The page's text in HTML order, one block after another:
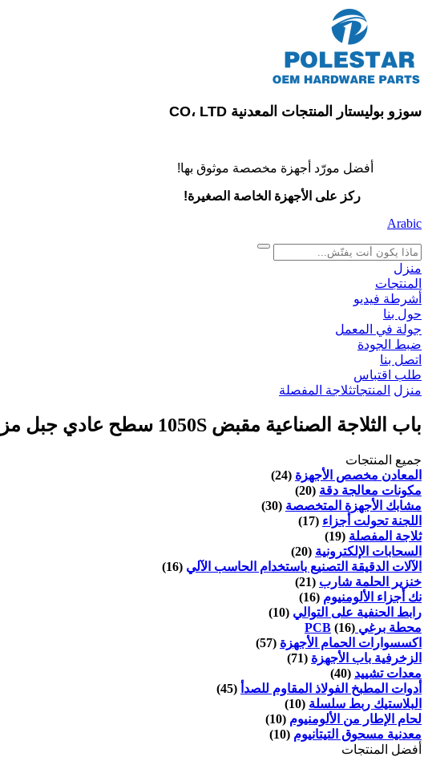
سوزو بوليستار المنتجات المعدنية CO، LTD
أفضل مورّد أجهزة مخصصة موثوق بها!
ركز على الأجهزة الخاصة الصغيرة!
Arabic
search
منزل
المنتجات
أشرطة فيديو
حول بنا
جولة في المعمل
ضبط الجودة
اتصل بنا
طلب اقتباس
منزل المنتجاتثلاجة المفصلة
باب الثلاجة الصناعية مقبض 1050S سطح عادي جبل مزلاج 5 "Zamac
جميع المنتجات
المعادن مخصص الأجهزة (24)
مكونات معالجة دقة (20)
مشابك الأجهزة المتخصصة (30)
اللجنة تحولت أجزاء (17)
ثلاجة المفصلة (19)
السحابات الإلكترونية (20)
الآلات الدقيقة التصنيع باستخدام الحاسب الآلي (16)
خنزير الحلمة شارب (21)
نك أجزاء الألومنيوم (16)
رابط الحنفية على التوالي (10)
محطة برغي PCB (16)
اكسسوارات الحمام الأجهزة (57)
الزخرفية باب الأجهزة (71)
معدات تشييد (40)
أدوات المطبخ الفولاذ المقاوم للصدأ (45)
البلاستيك ربط سلسلة (10)
لحام الإطار من الألومنيوم (10)
معدنية مسحوق التيتانيوم (10)
أفضل المنتجات